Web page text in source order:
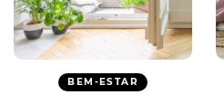
BEM-ESTAR